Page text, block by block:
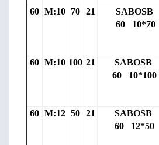
60 M:10 70 21
SABOSB
60 10*70
60 M:10 100 21
SABOSB
60 10*100
60 M:12 50 21
SABOSB
60 12*50